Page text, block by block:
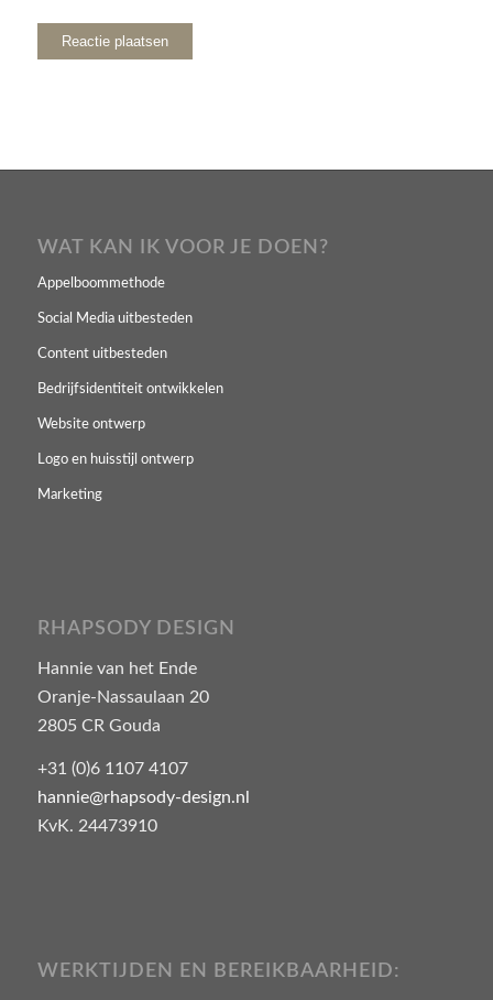
WAT KAN IK VOOR JE DOEN?
Appelboommethode
Social Media uitbesteden
Content uitbesteden
Bedrijfsidentiteit ontwikkelen
Website ontwerp
Logo en huisstijl ontwerp
Marketing
RHAPSODY DESIGN
Hannie van het Ende
Oranje-Nassaulaan 20
2805 CR Gouda
+31 (0)6 1107 4107
hannie@rhapsody-design.nl
KvK. 24473910
WERKTIJDEN EN BEREIKBAARHEID: